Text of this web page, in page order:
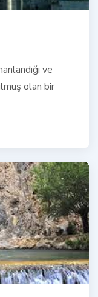
ve
olan bir